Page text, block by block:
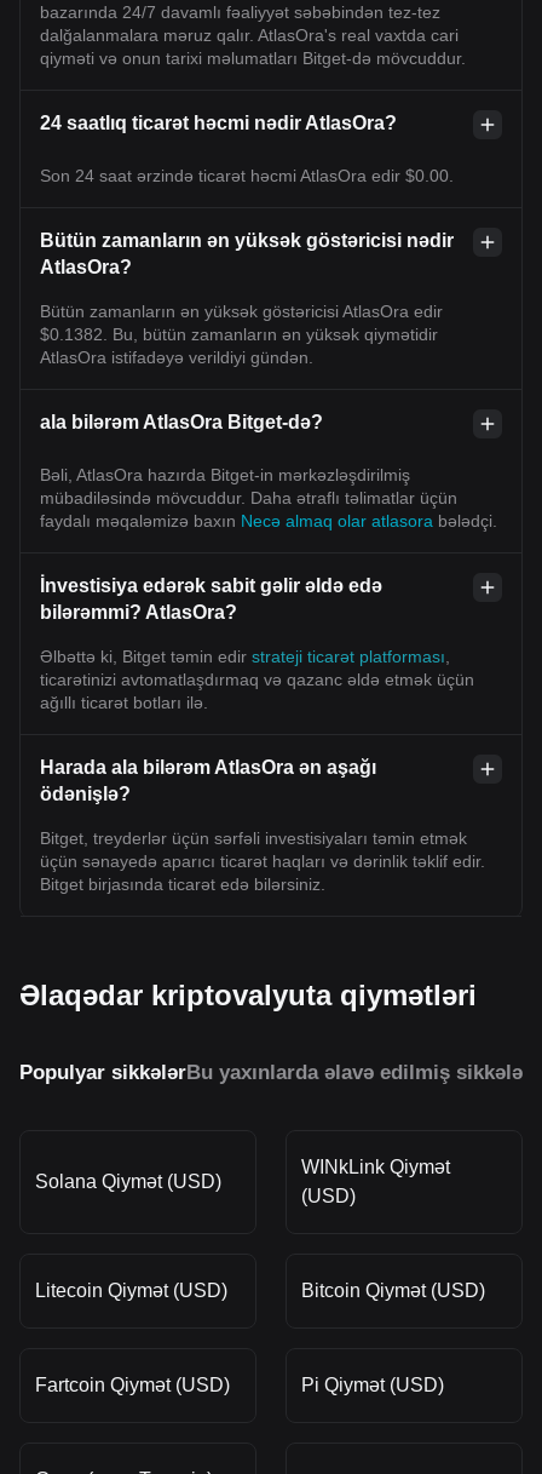
bazarında 24/7 davamlı fəaliyyət səbəbindən tez-tez
dalğalanmalara məruz qalır. AtlasOra's real vaxtda cari
qiyməti və onun tarixi məlumatları Bitget-də mövcuddur.
24 saatlıq ticarət həcmi nədir AtlasOra?
Son 24 saat ərzində ticarət həcmi AtlasOra edir $0.00.
Bütün zamanların ən yüksək göstəricisi nədir
AtlasOra?
Bütün zamanların ən yüksək göstəricisi AtlasOra edir
$0.1382. Bu, bütün zamanların ən yüksək qiymətidir
AtlasOra istifadəyə verildiyi gündən.
ala bilərəm AtlasOra Bitget-də?
Bəli, AtlasOra hazırda Bitget-in mərkəzləşdirilmiş
mübadiləsində mövcuddur. Daha ətraflı təlimatlar üçün
faydalı məqaləmizə baxın Necə almaq olar atlasora bələdçi.
İnvestisiya edərək sabit gəlir əldə edə
bilərəmmi? AtlasOra?
Əlbəttə ki, Bitget təmin edir strateji ticarət platforması
ticarətinizi avtomatlaşdırmaq və qazanc əldə etmək üçün
ağıllı ticarət botları ilə.
Harada ala bilərəm AtlasOra ən aşağı
ödənişlə?
Bitget, treyderlər üçün sərfəli investisiyaları təmin etmək
üçün sənayedə aparıcı ticarət haqları və dərinlik təklif edir.
Bitget birjasında ticarət edə bilərsiniz.
Əlaqədar kriptovalyuta qiymətləri
Populyar sikkələrBu yaxınlarda əlavə edilmiş sikkələr
Solana Qiymət (USD)
WINkLink Qiymət
(USD)
Litecoin Qiymət (USD) Bitcoin Qiymət (USD)
Fartcoin Qiymət (USD) Pi Qiymət (USD)